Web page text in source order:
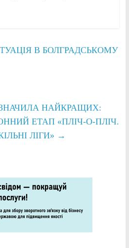
В БОЛГРАДСЬКОМУ
НАЙКРАЩИХ:
ЕТАП «ПЛІЧ-О-ПЛІЧ.
ЛІГИ» →